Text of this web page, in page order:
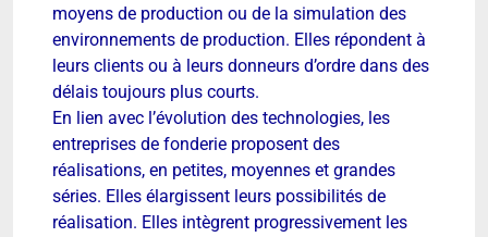
moyens de production ou de la simulation des
environnements de production. Elles répondent à
leurs clients ou à leurs donneurs d’ordre dans des
délais toujours plus courts.
En lien avec l’évolution des technologies, les
entreprises de fonderie proposent des
réalisations, en petites, moyennes et grandes
séries. Elles élargissent leurs possibilités de
réalisation. Elles intègrent progressivement les